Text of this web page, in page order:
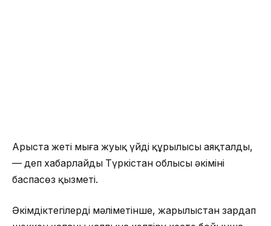
Арыста жеті мыңға жуық үйдің құрылысы аяқталды,
— деп хабарлайды Түркістан облысы әкімінің
баспасөз қызметі.
Әкімдіктегілердің мәліметінше, жарылыстан зардап